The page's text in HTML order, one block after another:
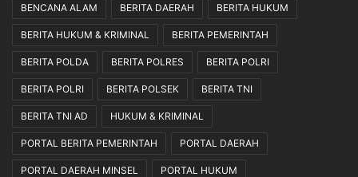
BENCANA ALAM BERITA DAERAH BERITA HUKUM
BERITA HUKUM & KRIMINAL BERITA PEMERINTAH
BERITA POLDA BERITA POLRES BERITA POLRI
BERITA POLRI BERITA POLSEK BERITA TNI
BERITA TNI AD HUKUM & KRIMINAL
PORTAL BERITA PEMERINTAH PORTAL DAERAH
PORTAL DAERAH MINSEL PORTAL HUKUM